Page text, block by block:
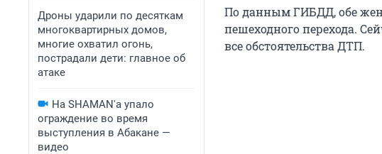
Дроны ударили по десяткам
многоквартирных домов,
многие охватил огонь,
пострадали дети: главное об
атаке
На SHAMAN'а упало
ограждение во время
выступления в Абакане —
видео
По данным ГИБДД, обе
пешеходного перехода.
все обстоятельства ДТП.